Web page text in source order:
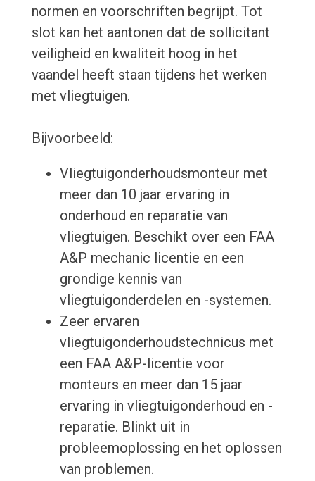
normen en voorschriften begrijpt. Tot
slot kan het aantonen dat de sollicitant
veiligheid en kwaliteit hoog in het
vaandel heeft staan tijdens het werken
met vliegtuigen.
Bijvoorbeeld:
Vliegtuigonderhoudsmonteur met
meer dan 10 jaar ervaring in
onderhoud en reparatie van
vliegtuigen. Beschikt over een FAA
A&P mechanic licentie en een
grondige kennis van
vliegtuigonderdelen en -systemen.
Zeer ervaren
vliegtuigonderhoudstechnicus met
een FAA A&P-licentie voor
monteurs en meer dan 15 jaar
ervaring in vliegtuigonderhoud en -
reparatie. Blinkt uit in
probleemoplossing en het oplossen
van problemen.